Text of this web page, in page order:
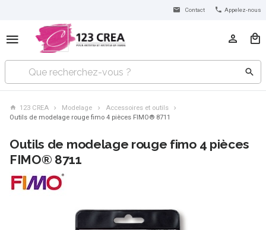
Contact Appelez-nous
123 CREA Modelage
Accessoires et outils
Outils de modelage rouge fimo 4 pièces FIMO® 8711
Outils de modelage rouge fimo 4 pièces
FIMO® 8711